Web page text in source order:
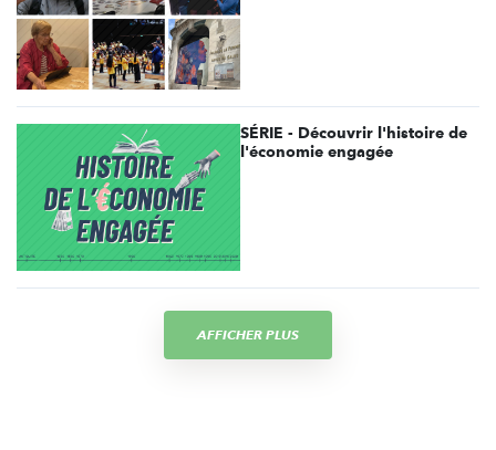
SÉRIE - Découvrir l'histoire de
l'économie engagée
AFFICHER PLUS